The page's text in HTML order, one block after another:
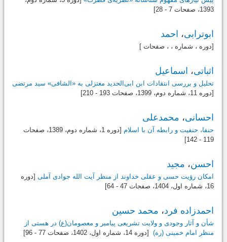
1393، صفحات 7 - 28]
ابوترابی، احمد
[دوره ، شماره ، ، صفحات ]
اثباتی، اسماعیل
تحلیل و بررسی انتقادات ابن ‌ابی‌الحدید معتزلی به «الشافی» سید مرتضی
[دوره 11، شماره دوم،
1399، صفحات 193 - 210]
احسانی، محمدعلی
حنفا، حنفیت و رابطه آن با اسلام [دوره 1، شماره دوم، 1389، صفحات
119 - 142]
احسن، مجید
امکان رؤیت حسی و عقلی خداوند از منظر آیت الله جوادی آملی [دوره
16، شماره اول،
1404، صفحات 47 - 64]
احمدزاده فرد، محمد حسین
شأن و آثار وجودی و ولایت تشریعی پیامبر و معصومان(ع) در هستی از
منظر امام خمینی (ره)
[دوره 14، شماره اول، 1402، صفحات 77 - 96]